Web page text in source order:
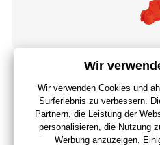
,52 €
,11 €ohne MwSt
+ 2 Punkte